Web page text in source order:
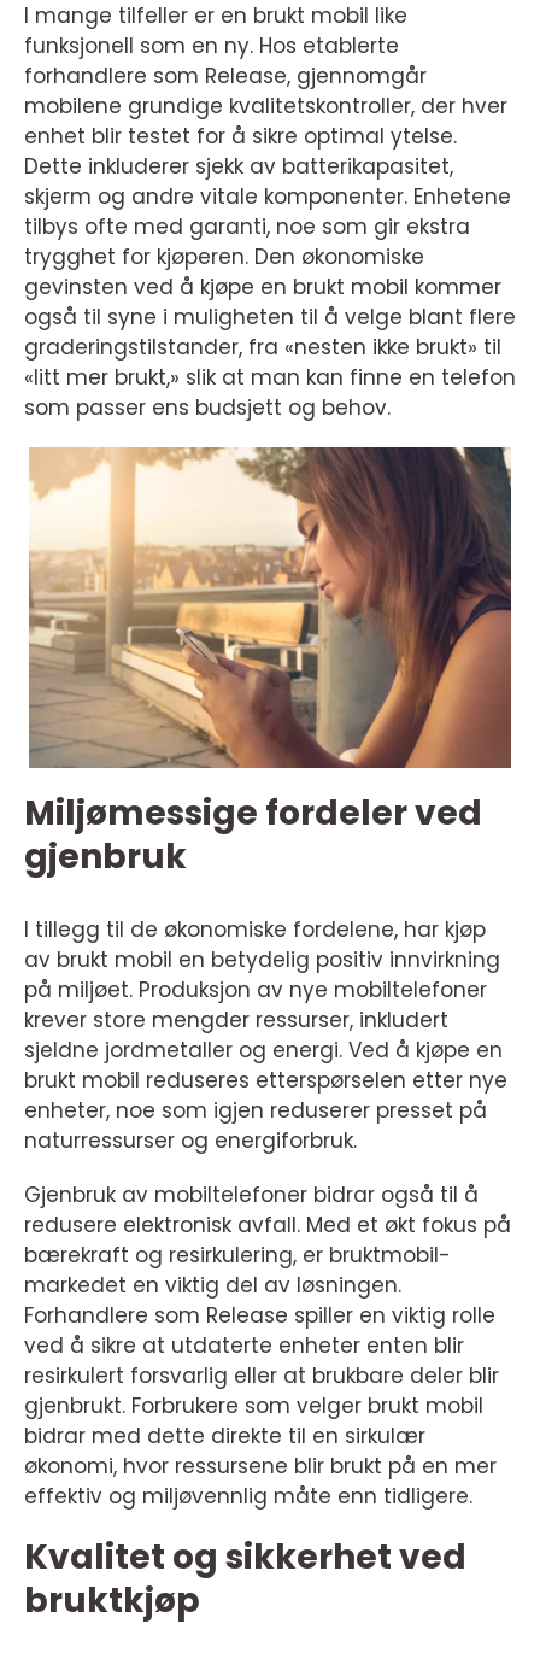
I mange tilfeller er en brukt mobil like
funksjonell som en ny. Hos etablerte
forhandlere som Release, gjennomgår
mobilene grundige kvalitetskontroller, der hver
enhet blir testet for å sikre optimal ytelse.
Dette inkluderer sjekk av batterikapasitet,
skjerm og andre vitale komponenter. Enhetene
tilbys ofte med garanti, noe som gir ekstra
trygghet for kjøperen. Den økonomiske
gevinsten ved å kjøpe en brukt mobil kommer
også til syne i muligheten til å velge blant flere
graderingstilstander, fra «nesten ikke brukt» til
«litt mer brukt,» slik at man kan finne en telefon
som passer ens budsjett og behov.
Miljømessige fordeler ved
gjenbruk
I tillegg til de økonomiske fordelene, har kjøp
av brukt mobil en betydelig positiv innvirkning
på miljøet. Produksjon av nye mobiltelefoner
krever store mengder ressurser, inkludert
sjeldne jordmetaller og energi. Ved å kjøpe en
brukt mobil reduseres etterspørselen etter nye
enheter, noe som igjen reduserer presset på
naturressurser og energiforbruk.
Gjenbruk av mobiltelefoner bidrar også til å
redusere elektronisk avfall. Med et økt fokus på
bærekraft og resirkulering, er bruktmobil-
markedet en viktig del av løsningen.
Forhandlere som Release spiller en viktig rolle
ved å sikre at utdaterte enheter enten blir
resirkulert forsvarlig eller at brukbare deler blir
gjenbrukt. Forbrukere som velger brukt mobil
bidrar med dette direkte til en sirkulær
økonomi, hvor ressursene blir brukt på en mer
effektiv og miljøvennlig måte enn tidligere.
Kvalitet og sikkerhet ved
bruktkjøp